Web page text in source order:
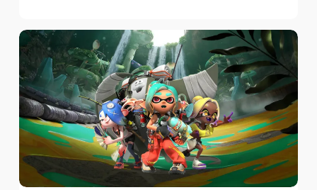
Review
–
Splatoon
Raiders